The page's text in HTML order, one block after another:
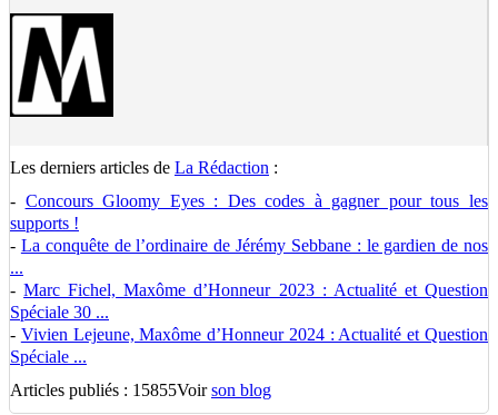
Les derniers articles de La Rédaction :
- Concours Gloomy Eyes : Des codes à gagner pour tous les
supports !
- La conquête de l’ordinaire de Jérémy Sebbane : le gardien de nos
...
-Marc Fichel, Maxôme d’Honneur 2023 : Actualité et Question
Spéciale 30 ...
- Vivien Lejeune, Maxôme d’Honneur 2024 : Actualité et Question
Spéciale ...
Articles publiés : 15855Voirson blog